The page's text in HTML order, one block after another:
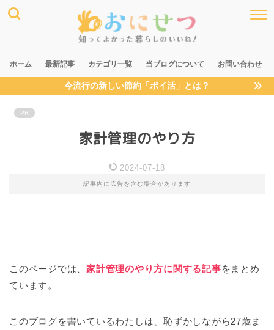
ホーム 最新記事 カテゴリ一覧 当ブログについて お問い合わせ
今流行の新しい節約「ポイ活」とは？
PR
家計管理のやり方
2024-07-18
記事内に広告を含む場合があります
このページでは、家計管理のやり方に関する記事をまとめ
ています。
このブログを書いているわたしは、恥ずかしながら27歳ま